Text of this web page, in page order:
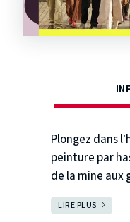
Plongez dans
peinture par
de la mine aux
évolutive et
ouvriers en
LIRE PLUS